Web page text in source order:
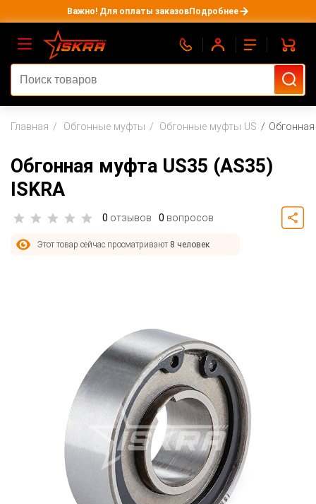
Важно! Для оплаты заказовПодробнее
Главная Обгонные муфты Обгонные муфты US
Обгонная муфта US35 (AS35)
ISKRA
0 отзывов 0 вопросов
Этот товар сейчас просматривают 8 человек